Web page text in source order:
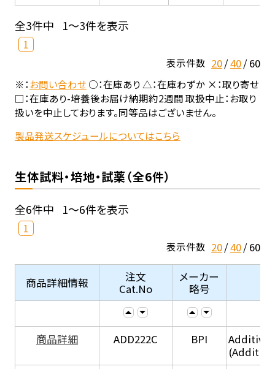
全3件中 1～3件を表示
1
表示件数 20 40 60
※：お問い合わせ○：在庫あり △：在庫わずか ×：取り寄せ
□：在庫あり-培養後お届け納期約2週間 取扱中止：お取り
扱いを中止しております。同等品はございません。
製品発送スケジュールについてはこちら
生体試料・培地・試薬（全6件）
全6件中 1～6件を表示
1
表示件数 20 40 60
商品詳細情報
注文
Cat.No
メーカー
略号
商品詳細 ADD222C BPI